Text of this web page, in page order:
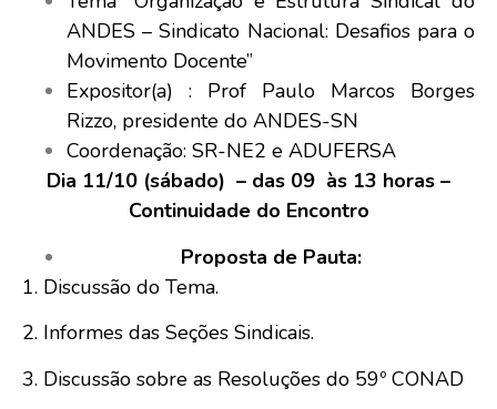
ANDES – Sindicato Nacional: Desafios para o
Movimento Docente”
Expositor(a) : Prof Paulo Marcos Borges
Rizzo, presidente do ANDES-SN
Coordenação: SR-NE2 e ADUFERSA
Dia 11/10 (sábado) – das 09 às 13 horas –
Continuidade do Encontro
Proposta de Pauta:
1. Discussão do Tema.
2. Informes das Seções Sindicais.
3. Discussão sobre as Resoluções do 59º CONAD